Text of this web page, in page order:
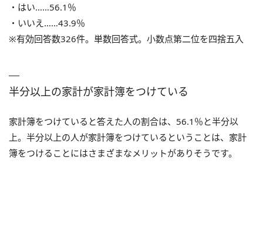
・はい……56.1％
・いいえ……43.9％
※有効回答数326件。単数回答式。小数点第二位を四捨五入
半分以上の家計が家計簿をつけている
家計簿をつけていると答えた人の割合は、56.1％と半分以
上。半分以上の人が家計簿をつけているということは、家計
簿をつけることにはさまざまなメリットがありそうです。